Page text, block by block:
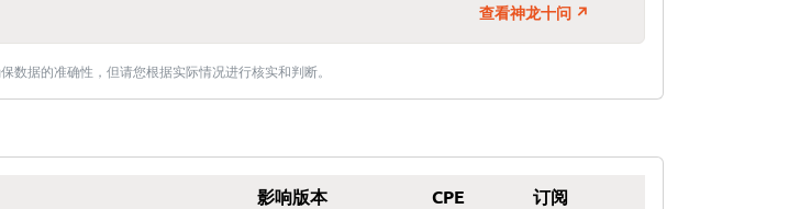
查看神龙十问 ↗
据的准确性，但请您根据实际情况进行核实和判断。
影响版本 CPE 订阅